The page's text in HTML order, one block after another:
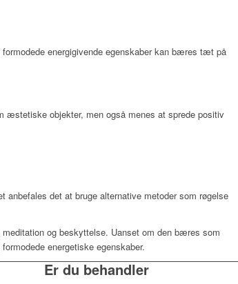
energigivende egenskaber kan bæres tæt på
æstetiske objekter, men også menes at sprede positiv
det at bruge alternative metoder som røgelse
og beskyttelse. Uanset om den bæres som
energetiske egenskaber.
Er du behandler